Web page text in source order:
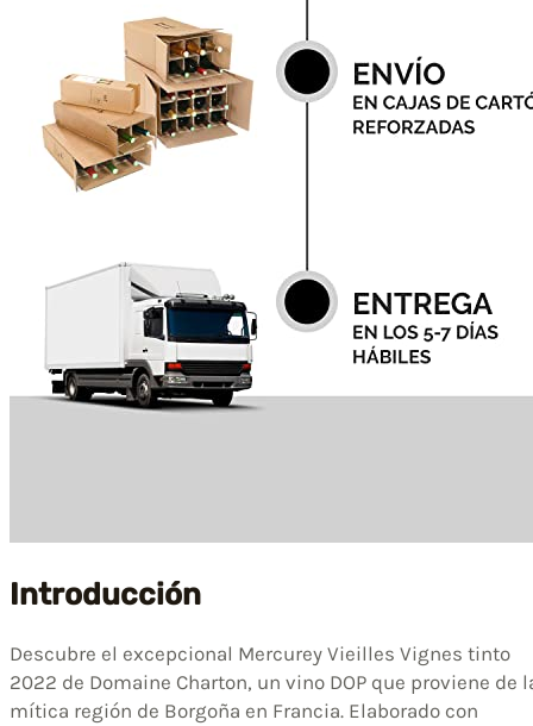
Introducción
Descubre el excepcional Mercurey Vieilles Vignes tinto
2022 de Domaine Charton, un vino DOP que proviene de
mítica región de Borgoña en Francia. Elaborado con